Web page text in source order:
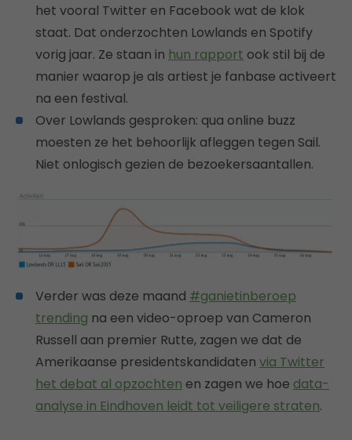
het vooral Twitter en Facebook wat de klok
staat. Dat onderzochten Lowlands en Spotify
vorig jaar. Ze staan in hun rapport ook stil bij de
manier waarop je als artiest je fanbase activeert
na een festival.
Over Lowlands gesproken: qua online buzz
moesten ze het behoorlijk afleggen tegen Sail.
Niet onlogisch gezien de bezoekersaantallen.
Verder was deze maand #ganietinberoep
trending na een video-oproep van Cameron
Russell aan premier Rutte, zagen we dat de
Amerikaanse presidentskandidaten via Twitter
het debat al opzochten en zagen we hoe data-
analyse in Eindhoven leidt tot veiligere straten.